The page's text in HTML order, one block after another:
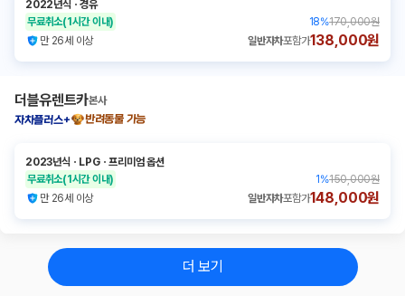
2022년식 ㆍ경유
무료취소(1시간 이내) 18%170,000원
만 26세 이상
일반자차포함가138,000원
더블유렌트카본사
자차플러스+
반려동물 가능
2023년식 ㆍ LPGㆍ프리미엄 옵션
무료취소(1시간 이내) 1 %150,000원
만 26세 이상
일반자차포함가148,000원
더 보기